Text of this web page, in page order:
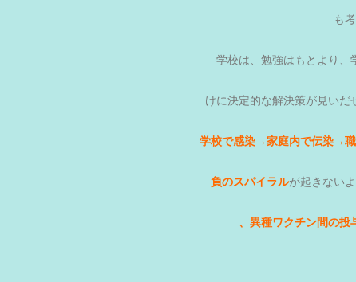
も
学校は、勉強はもとより、
けに決定的な解決策が見いだ
学校で感染→家庭内で伝染→
負のスパイラルが起きないよ
、異種ワクチン間の投